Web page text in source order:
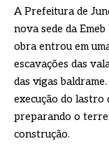
A Prefeitura de
nova sede da
obra entrou em
escavações das
das vigas
execução do lastro
preparando o
construção.